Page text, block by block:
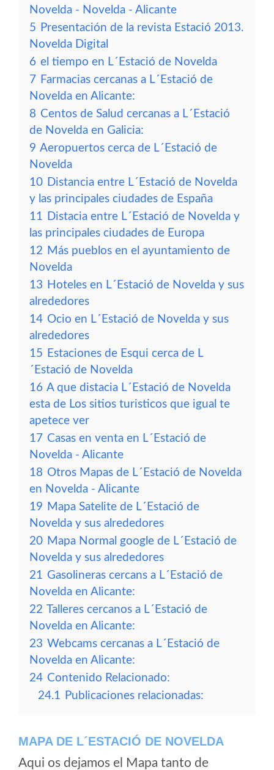
Novelda - Novelda - Alicante
5 Presentación de la revista Estació 2013.
Novelda Digital
6 el tiempo en L´Estació de Novelda
7 Farmacias cercanas a L´Estació de
Novelda en Alicante:
8 Centos de Salud cercanas a L´Estació
de Novelda en Galicia:
9 Aeropuertos cerca de L´Estació de
Novelda
10 Distancia entre L´Estació de Novelda
y las principales ciudades de España
11 Distacia entre L´Estació de Novelda y
las principales ciudades de Europa
12 Más pueblos en el ayuntamiento de
Novelda
13 Hoteles en L´Estació de Novelda y sus
alrededores
14 Ocio en L´Estació de Novelda y sus
alrededores
15 Estaciones de Esqui cerca de L
´Estació de Novelda
16 A que distacia L´Estació de Novelda
esta de Los sitios turisticos que igual te
apetece ver
17 Casas en venta en L´Estació de
Novelda - Alicante
18 Otros Mapas de L´Estació de Novelda
en Novelda - Alicante
19 Mapa Satelite de L´Estació de
Novelda y sus alrededores
20 Mapa Normal google de L´Estació de
Novelda y sus alrededores
21 Gasolineras cercans a L´Estació de
Novelda en Alicante:
22 Talleres cercanos a L´Estació de
Novelda en Alicante:
23 Webcams cercanas a L´Estació de
Novelda en Alicante:
24 Contenido Relacionado:
24.1 Publicaciones relacionadas:
MAPA DE L´ESTACIÓ DE NOVELDA
Aqui os dejamos el Mapa tanto de